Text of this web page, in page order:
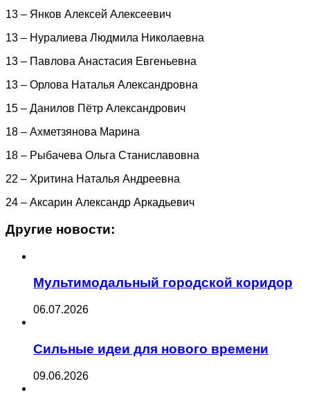
13 – Янков Алексей Алексеевич
13 – Нуралиева Людмила Николаевна
13 – Павлова Анастасия Евгеньевна
13 – Орлова Наталья Александровна
15 – Данилов Пётр Александрович
18 – Ахметзянова Марина
18 – Рыбачева Ольга Станиславовна
22 – Хритина Наталья Андреевна
24 – Аксарин Александр Аркадьевич
Другие новости:
Мультимодальный городской коридор
06.07.2026
Сильные идеи для нового времени
09.06.2026